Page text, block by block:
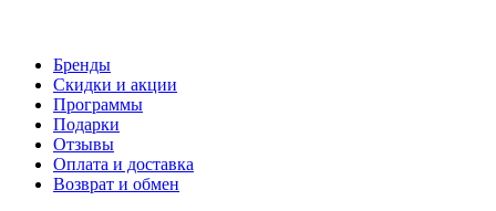
Бренды
Скидки и акции
Программы
Подарки
Отзывы
Оплата и доставка
Возврат и обмен